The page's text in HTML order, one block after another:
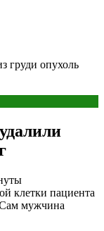
груди опухоль
клетки пациента
мужчина